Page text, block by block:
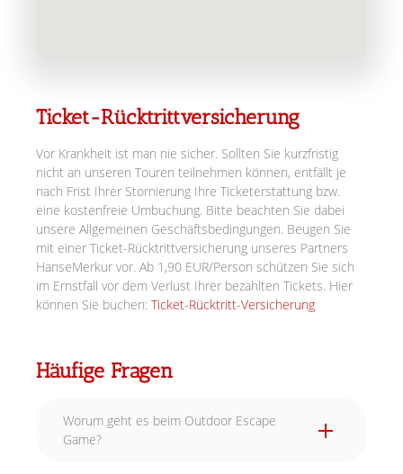
Ticket-Rücktrittversicherung
Vor Krankheit ist man nie sicher. Sollten Sie kurzfristig
nicht an unseren Touren teilnehmen können, entfällt je
nach Frist Ihrer Stornierung Ihre Ticketerstattung bzw.
eine kostenfreie Umbuchung. Bitte beachten Sie dabei
unsere Allgemeinen Geschäftsbedingungen. Beugen Sie
mit einer Ticket-Rücktrittversicherung unseres Partners
HanseMerkur vor. Ab 1,90 EUR/Person schützen Sie sich
im Ernstfall vor dem Verlust Ihrer bezahlten Tickets. Hier
können Sie buchen: Ticket-Rücktritt-Versicherung
Häufige Fragen
Worum geht es beim Outdoor Escape
Game?